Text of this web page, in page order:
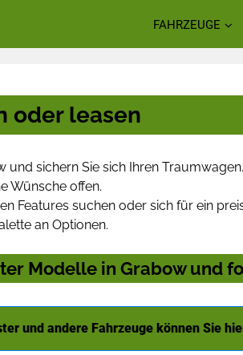
FAHRZEUGE
oder leasen
und sichern Sie sich Ihren Traumwagen.
Wünsche offen.
Features suchen oder sich für ein
an Optionen.
Modelle in Grabow und
und andere Fahrzeuge können Sie